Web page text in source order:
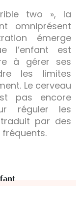
two », la
omniprésent
émerge
l’enfant est
à gérer ses
les limites
Le cerveau
pas encore
réguler les
par des